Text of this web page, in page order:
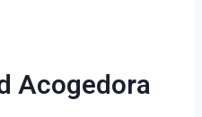
Acogedora